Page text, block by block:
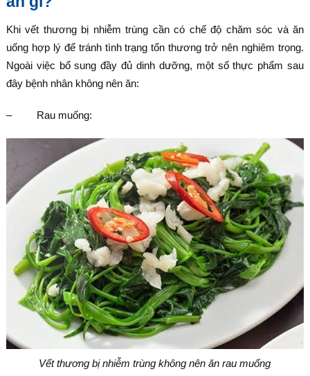
Khi vết thương bị nhiễm trùng cần có chế độ chăm sóc và ăn
uống hợp lý để tránh tình trạng tổn thương trở nên nghiêm trọng.
Ngoài việc bổ sung đầy đủ dinh dưỡng, một số thực phẩm sau
đây bệnh nhân không nên ăn:
– Rau muống:
Vết thương bị nhiễm trùng không nên ăn rau muống